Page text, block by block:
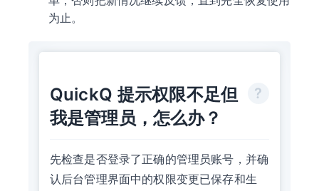
为止。
QuickQ 提示权限不足但
我是管理员，怎么办？
先检查是否登录了正确的管理员账号，并确
认后台管理界面中的权限变更已保存和生